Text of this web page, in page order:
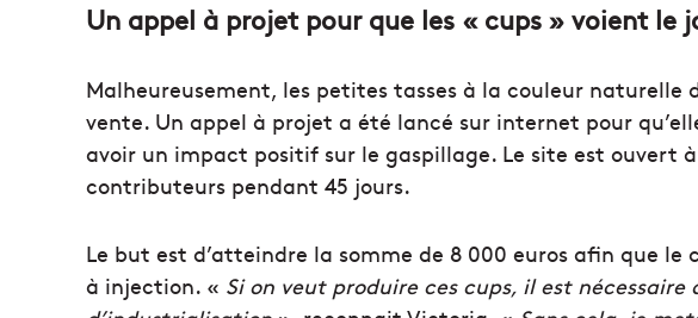
Un appel à projet pour que les « cups » voient le
Malheureusement, les petites tasses à la couleur naturelle
vente. Un appel à projet a été lancé sur internet pour
avoir un impact positif sur le gaspillage. Le site est ouvert
contributeurs pendant 45 jours.
Le but est d’atteindre la somme de 8 000 euros afin que le
à injection. « Si on veut produire ces cups, il est nécessaire